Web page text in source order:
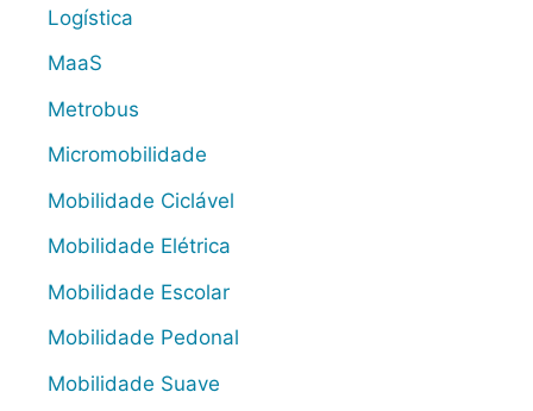
Logística
MaaS
Metrobus
Micromobilidade
Mobilidade Ciclável
Mobilidade Elétrica
Mobilidade Escolar
Mobilidade Pedonal
Mobilidade Suave